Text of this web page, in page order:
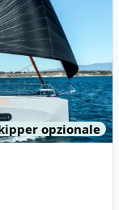
opzionale